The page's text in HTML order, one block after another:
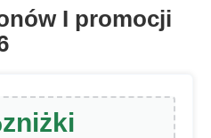
I promocji
zniżki